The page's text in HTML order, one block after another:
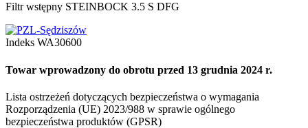
Filtr wstępny STEINBOCK 3.5 S DFG
Indeks WA30600
Towar wprowadzony do obrotu przed 13 grudnia 2024 r.
Lista ostrzeżeń dotyczących bezpieczeństwa o wymagania
Rozporządzenia (UE) 2023/988 w sprawie ogólnego
bezpieczeństwa produktów (GPSR)